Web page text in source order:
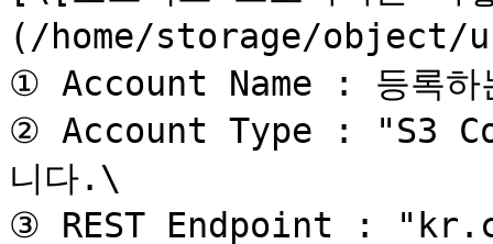
(/home/storage/object/
① Account Name : 등록하
② Account Type : "S3
니다.\
③ REST Endpoint :